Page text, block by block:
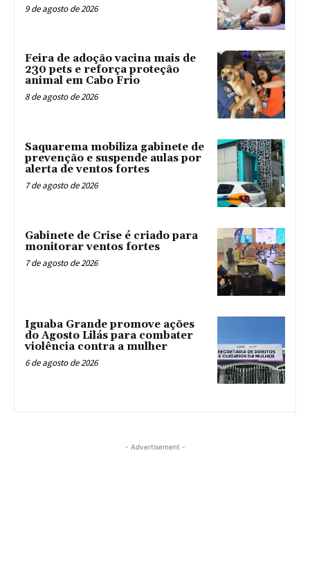
9 de agosto de 2026
Feira de adoção vacina mais de
230 pets e reforça proteção
animal em Cabo Frio
8 de agosto de 2026
Saquarema mobiliza gabinete de
prevenção e suspende aulas por
alerta de ventos fortes
7 de agosto de 2026
Gabinete de Crise é criado para
monitorar ventos fortes
7 de agosto de 2026
Iguaba Grande promove ações
do Agosto Lilás para combater
violência contra a mulher
6 de agosto de 2026
- Advertisement -